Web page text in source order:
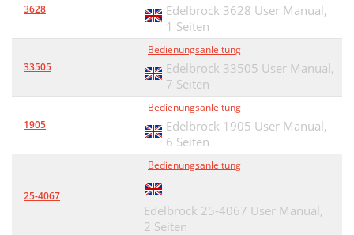
3628
Edelbrock 3628 User Manual,
1 Seiten
33505
Bedienungsanleitung
Edelbrock 33505 User Manual,
7 Seiten
1905
Bedienungsanleitung
Edelbrock 1905 User Manual,
6 Seiten
25-4067
Bedienungsanleitung
Edelbrock 25-4067 User Manual,
2 Seiten